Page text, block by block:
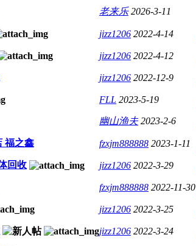
老来乐 2026-3-11
jizz1206 2022-4-14
jizz1206 2022-4-12
jizz1206 2022-12-9
FLL 2023-5-19
幽山渔夫 2023-2-6
福之鑫 fzxjm888888 2023-1-11
回收 jizz1206 2022-3-29
fzxjm888888 2022-11-30
jizz1206 2022-3-25
jizz1206 2022-3-24